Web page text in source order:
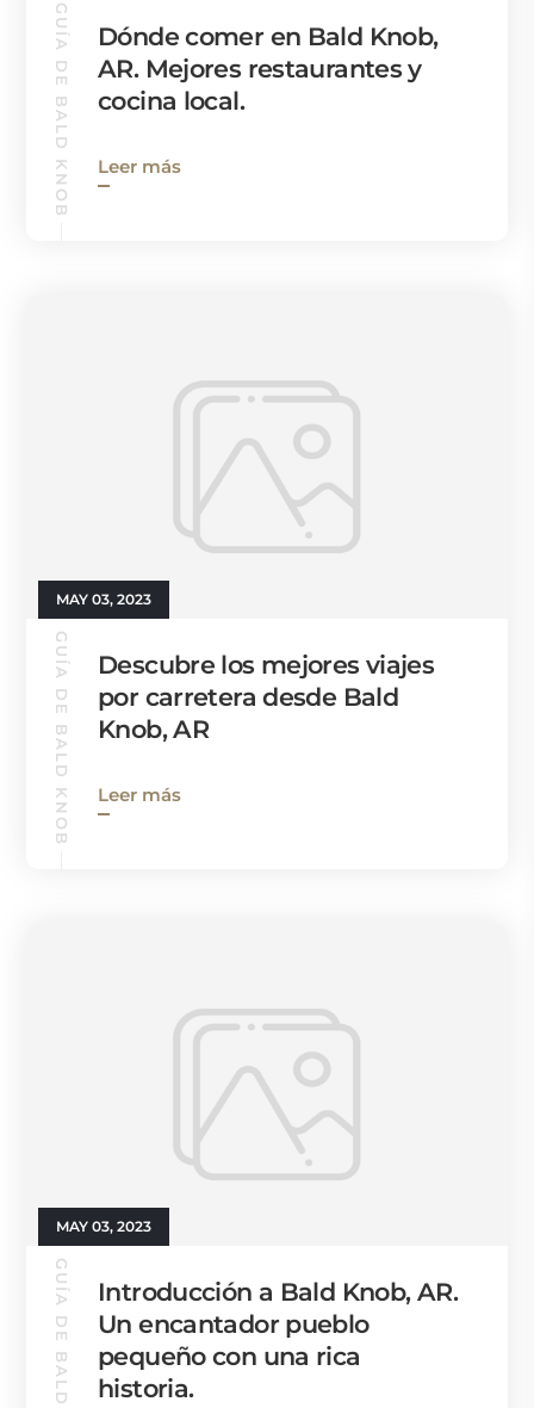
GUÍA DE BALD KNOB
Dónde comer en Bald Knob,
AR. Mejores restaurantes y
cocina local.
Leer más
MAY 03, 2023
GUÍA DE BALD KNOB
Descubre los mejores viajes
por carretera desde Bald
Knob, AR
Leer más
MAY 03, 2023
Introducción a Bald Knob, AR.
Un encantador pueblo
pequeño con una rica
historia.